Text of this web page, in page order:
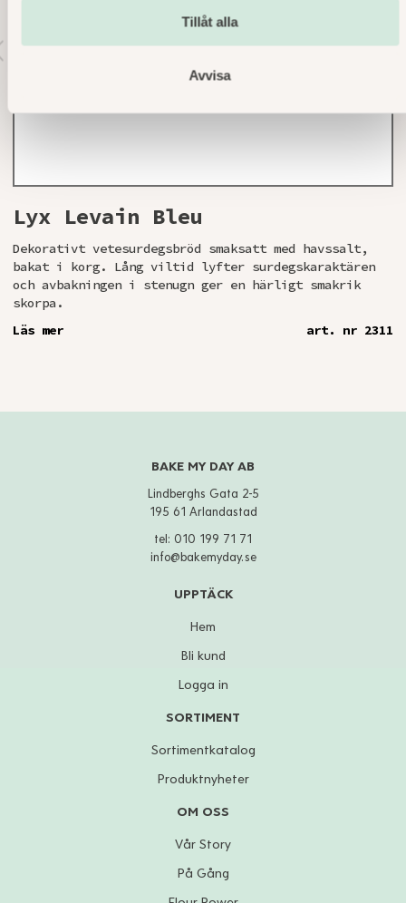
Tillåt alla
Avvisa
Lyx Levain Bleu
Dekorativt vetesurdegsbröd smaksatt med havssalt,
bakat i korg. Lång viltid lyfter surdegskaraktären
och avbakningen i stenugn ger en härligt smakrik
skorpa.
Läs mer
art. nr 2311
BAKE MY DAY AB
Lindberghs Gata 2-5
195 61 Arlandastad
tel: 010 199 71 71
info@bakemyday.se
UPPTÄCK
Hem
Bli kund
Logga in
SORTIMENT
Sortimentkatalog
Produktnyheter
OM OSS
Vår Story
På Gång